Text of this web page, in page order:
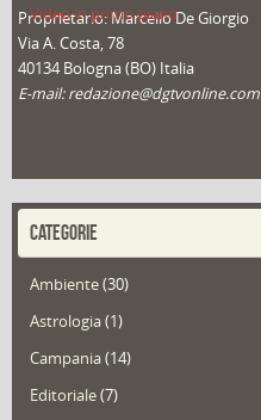
Video in primo piano
Proprietario: Marcello De Giorgio
Via A. Costa, 78
40134 Bologna (BO) Italia
E-mail: redazione@dgtvonline.com
CATEGORIE
Ambiente(30)
Astrologia(1)
Campania(14)
Editoriale(7)